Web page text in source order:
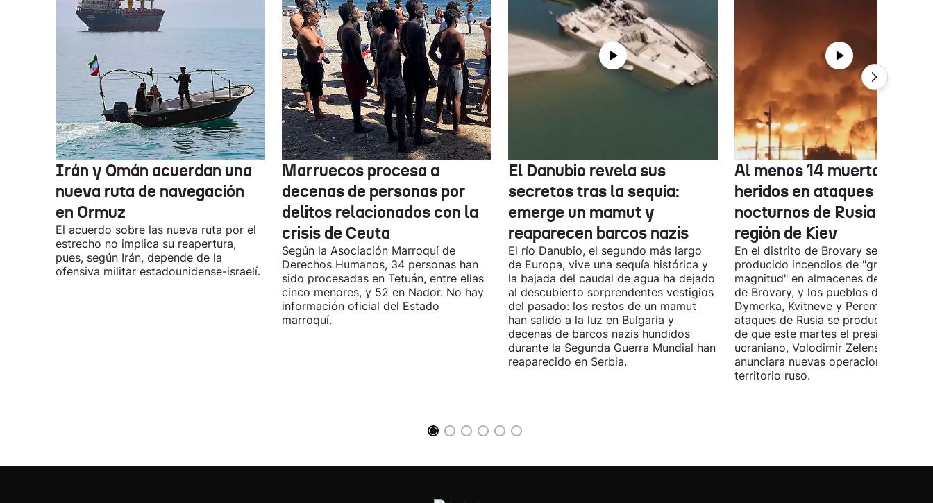
Irán y Omán acuerdan una
nueva ruta de navegación
en Ormuz
El acuerdo sobre las nueva ruta por el
estrecho no implica su reapertura,
pues, según Irán, depende de la
ofensiva militar estadounidense-israelí.
Marruecos procesa a
decenas de personas por
delitos relacionados con la
crisis de Ceuta
Según la Asociación Marroquí de
Derechos Humanos, 34 personas han
sido procesadas en Tetuán, entre ellas
cinco menores, y 52 en Nador. No hay
información oficial del Estado
marroquí.
El Danubio revela sus
secretos tras la sequía:
emerge un mamut y
reaparecen barcos nazis
El río Danubio, el segundo más largo
de Europa, vive una sequía histórica y
la bajada del caudal de agua ha dejado
al descubierto sorprendentes vestigios
del pasado: los restos de un mamut
han salido a la luz en Bulgaria y
decenas de barcos nazis hundidos
durante la Segunda Guerra Mundial han
reaparecido en Serbia.
Al menos 14 muertos y 27
heridos en ataques
nocturnos de Rusia sobre
región de Kiev
En el distrito de Brovary se han
producido incendios de "gran
magnitud" en almacenes de la ciudad
de Brovary, y los pueblos de Velyka
Dymerka, Kvitneve y Peremoga. Los
ataques de Rusia se producen
de que este martes el presidente
ucraniano, Volodimir Zelenski,
anunciara nuevas operaciones contra
territorio ruso.